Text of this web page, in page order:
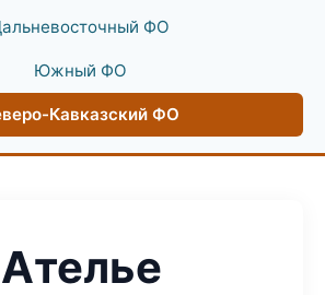
ФО
Южный ФО
Кавказский ФО